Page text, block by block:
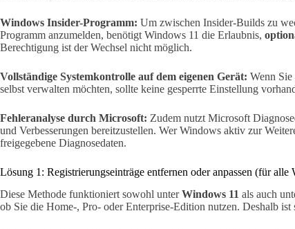
Windows Insider-Programm: Um zwischen Insider-Builds zu
Programm anzumelden, benötigt Windows 11 die Erlaubnis,
Berechtigung ist der Wechsel nicht möglich.
Vollständige Systemkontrolle auf dem eigenen Gerät: Wenn
selbst verwalten möchten, sollte keine gesperrte Einstellung
Fehleranalyse durch Microsoft: Zudem nutzt Microsoft
und Verbesserungen bereitzustellen. Wer Windows aktiv zur
freigegebene Diagnosedaten.
Lösung 1: Registrierungseinträge entfernen oder anpassen (für
Diese Methode funktioniert sowohl unterWindows 11 als auch
ob Sie die Home-, Pro- oder Enterprise-Edition nutzen. Deshalb ist